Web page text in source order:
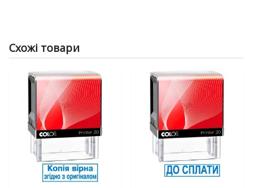
Схожі товари